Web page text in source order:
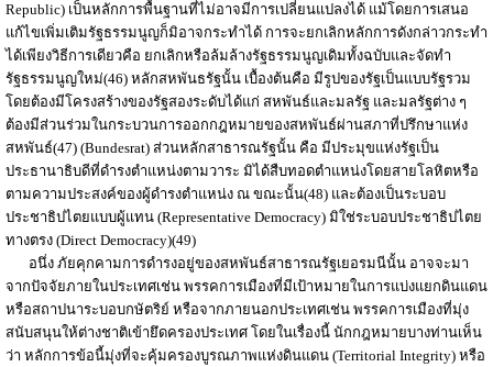
Republic) เป็นหลักการพื้นฐานที่ไม่อาจมีการเปลี่ยนแปลงได้ แม้โดยการเสนอ
แก้ไขเพิ่มเติมรัฐธรรมนูญก็มิอาจกระทำได้ การจะยกเลิกหลักการดังกล่าวกระทำ
ได้เพียงวิธีการเดียวคือ ยกเลิกหรือล้มล้างรัฐธรรมนูญเดิมทั้งฉบับและจัดทำ
รัฐธรรมนูญใหม่(46) หลักสหพันธรัฐนั้น เบื้องต้นคือ มีรูปของรัฐเป็นแบบรัฐรวม
โดยต้องมีโครงสร้างของรัฐสองระดับได้แก่ สหพันธ์และมลรัฐ และมลรัฐต่าง ๆ
ต้องมีส่วนร่วมในกระบวนการออกกฎหมายของสหพันธ์ผ่านสภาที่ปรึกษาแห่ง
สหพันธ์(47) (Bundesrat) ส่วนหลักสาธารณรัฐนั้น คือ มีประมุขแห่งรัฐเป็น
ประธานาธิบดีที่ดำรงตำแหน่งตามวาระ มิได้สืบทอดตำแหน่งโดยสายโลหิตหรือ
ตามความประสงค์ของผู้ดำรงตำแหน่ง ณ ขณะนั้น(48) และต้องเป็นระบอบ
ประชาธิปไตยแบบผู้แทน (Representative Democracy) มิใช่ระบอบประชาธิปไตย
ทางตรง (Direct Democracy)(49)
อนึ่ง ภัยคุกคามการดำรงอยู่ของสหพันธ์สาธารณรัฐเยอรมนีนั้น อาจจะมา
จากปัจจัยภายในประเทศเช่น พรรคการเมืองที่มีเป้าหมายในการแบ่งแยกดินแดน
หรือสถาปนาระบอบกษัตริย์ หรือจากภายนอกประเทศเช่น พรรคการเมืองที่มุ่ง
สนับสนุนให้ต่างชาติเข้ายึดครองประเทศ โดยในเรื่องนี้ นักกฎหมายบางท่านเห็น
ว่า หลักการข้อนี้มุ่งที่จะคุ้มครองบูรณภาพแห่งดินแดน (Territorial Integrity) หรือ